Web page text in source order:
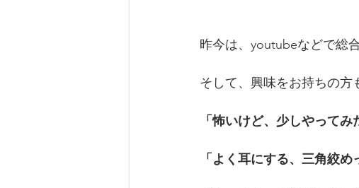
昨今は、youtubeなどで総
そして、興味をお持ちの方
「怖いけど、少しやってみ
「よく耳にする、三角絞め